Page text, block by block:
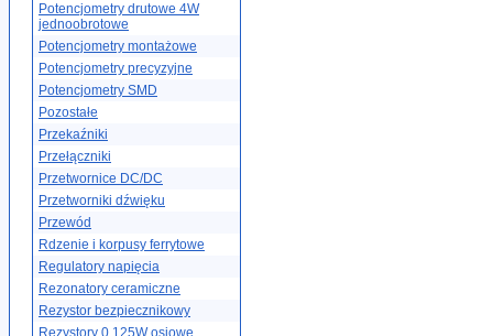
Potencjometry drutowe 4W
jednoobrotowe
Potencjometry montażowe
Potencjometry precyzyjne
Potencjometry SMD
Pozostałe
Przekaźniki
Przełączniki
Przetwornice DC/DC
Przetworniki dźwięku
Przewód
Rdzenie i korpusy ferrytowe
Regulatory napięcia
Rezonatory ceramiczne
Rezystor bezpiecznikowy
Rezystory 0.125W osiowe